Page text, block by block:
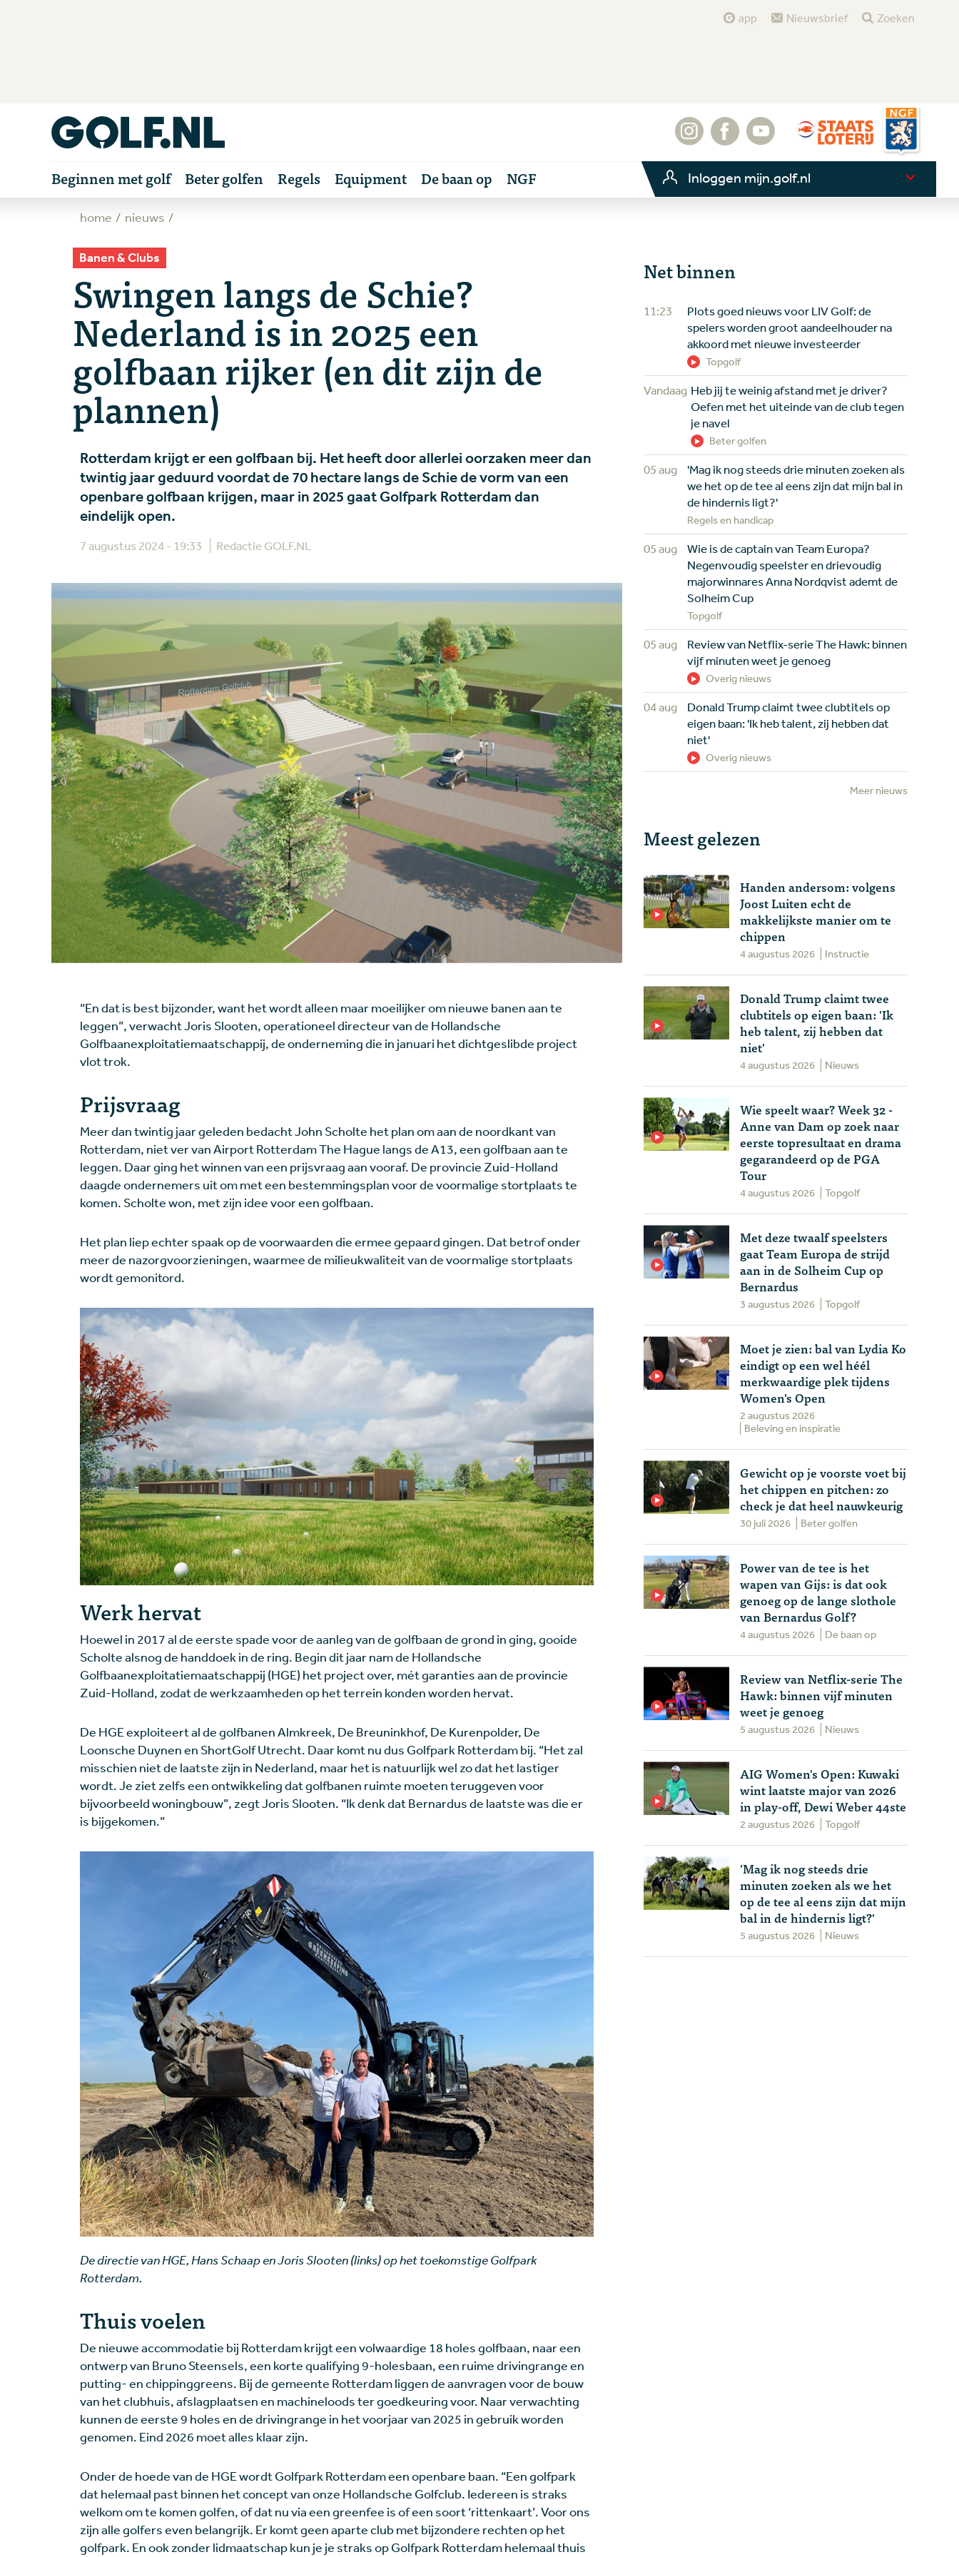
app Nieuwsbrief Zoeken
Beginnen met golf Beter golfen Regels Equipment De baan op NGF Inloggen mijn.golf.nl
home nieuws
Banen & Clubs
Swingen langs de Schie?
Nederland is in 2025 een
golfbaan rijker (en dit zijn de
plannen)
Rotterdam krijgt er een golfbaan bij. Het heeft door allerlei oorzaken meer dan
twintig jaar geduurd voordat de 70 hectare langs de Schie de vorm van een
openbare golfbaan krijgen, maar in 2025 gaat Golfpark Rotterdam dan
eindelijk open.
7 augustus 2024 - 19:33 Redactie GOLF.NL
“En dat is best bijzonder, want het wordt alleen maar moeilijker om nieuwe banen aan te
leggen”, verwacht Joris Slooten, operationeel directeur van de Hollandsche
Golfbaanexploitatiemaatschappij, de onderneming die in januari het dichtgeslibde project
vlot trok.
Prijsvraag
Meer dan twintig jaar geleden bedacht John Scholte het plan om aan de noordkant van
Rotterdam, niet ver van Airport Rotterdam The Hague langs de A13, een golfbaan aan te
leggen. Daar ging het winnen van een prijsvraag aan vooraf. De provincie Zuid-Holland
daagde ondernemers uit om met een bestemmingsplan voor de voormalige stortplaats te
komen. Scholte won, met zijn idee voor een golfbaan.
Het plan liep echter spaak op de voorwaarden die ermee gepaard gingen. Dat betrof onder
meer de nazorgvoorzieningen, waarmee de milieukwaliteit van de voormalige stortplaats
wordt gemonitord.
Werk hervat
Hoewel in 2017 al de eerste spade voor de aanleg van de golfbaan de grond in ging, gooide
Scholte alsnog de handdoek in de ring. Begin dit jaar nam de Hollandsche
Golfbaanexploitatiemaatschappij (HGE) het project over, mét garanties aan de provincie
Zuid-Holland, zodat de werkzaamheden op het terrein konden worden hervat.
De HGE exploiteert al de golfbanen Almkreek, De Breuninkhof, De Kurenpolder, De
Loonsche Duynen en ShortGolf Utrecht. Daar komt nu dus Golfpark Rotterdam bij. “Het zal
misschien niet de laatste zijn in Nederland, maar het is natuurlijk wel zo dat het lastiger
wordt. Je ziet zelfs een ontwikkeling dat golfbanen ruimte moeten teruggeven voor
bijvoorbeeld woningbouw”, zegt Joris Slooten. “Ik denk dat Bernardus de laatste was die er
is bijgekomen.”
De directie van HGE, Hans Schaap en Joris Slooten (links) op het toekomstige Golfpark
Rotterdam.
Thuis voelen
De nieuwe accommodatie bij Rotterdam krijgt een volwaardige 18 holes golfbaan, naar een
ontwerp van Bruno Steensels, een korte qualifying 9-holesbaan, een ruime drivingrange en
putting- en chippinggreens. Bij de gemeente Rotterdam liggen de aanvragen voor de bouw
van het clubhuis, afslagplaatsen en machineloods ter goedkeuring voor. Naar verwachting
kunnen de eerste 9 holes en de drivingrange in het voorjaar van 2025 in gebruik worden
genomen. Eind 2026 moet alles klaar zijn.
Onder de hoede van de HGE wordt Golfpark Rotterdam een openbare baan. “Een golfpark
dat helemaal past binnen het concept van onze Hollandsche Golfclub. Iedereen is straks
welkom om te komen golfen, of dat nu via een greenfee is of een soort ‘rittenkaart’. Voor ons
zijn alle golfers even belangrijk. Er komt geen aparte club met bijzondere rechten op het
golfpark. En ook zonder lidmaatschap kun je je straks op Golfpark Rotterdam helemaal thuis
Net binnen
11:23
Plots goed nieuws voor LIV Golf: de
spelers worden groot aandeelhouder na
akkoord met nieuwe investeerder
Topgolf
Vandaag Heb jij te weinig afstand met je driver?
Oefen met het uiteinde van de club tegen
je navel
Beter golfen
05 aug
'Mag ik nog steeds drie minuten zoeken als
we het op de tee al eens zijn dat mijn bal in
de hindernis ligt?'
Regels en handicap
05 aug
Wie is de captain van Team Europa?
Negenvoudig speelster en drievoudig
majorwinnares Anna Nordqvist ademt de
Solheim Cup
Topgolf
05 aug
Review van Netflix-serie The Hawk: binnen
vijf minuten weet je genoeg
Overig nieuws
04 aug
Donald Trump claimt twee clubtitels op
eigen baan: 'Ik heb talent, zij hebben dat
niet'
Overig nieuws
Meer nieuws
Meest gelezen
Handen andersom: volgens
Joost Luiten echt de
makkelijkste manier om te
chippen
4 augustus 2026 Instructie
Donald Trump claimt twee
clubtitels op eigen baan: 'Ik
heb talent, zij hebben dat
niet'
4 augustus 2026 Nieuws
Wie speelt waar? Week 32 -
Anne van Dam op zoek naar
eerste topresultaat en drama
gegarandeerd op de PGA
Tour
4 augustus 2026 Topgolf
Met deze twaalf speelsters
gaat Team Europa de strijd
aan in de Solheim Cup op
Bernardus
3 augustus 2026 Topgolf
Moet je zien: bal van Lydia Ko
eindigt op een wel héél
merkwaardige plek tijdens
Women's Open
2 augustus 2026
Beleving en inspiratie
Gewicht op je voorste voet bij
het chippen en pitchen: zo
check je dat heel nauwkeurig
30 juli 2026 Beter golfen
Power van de tee is het
wapen van Gijs: is dat ook
genoeg op de lange slothole
van Bernardus Golf?
4 augustus 2026 De baan op
Review van Netflix-serie The
Hawk: binnen vijf minuten
weet je genoeg
5 augustus 2026 Nieuws
AIG Women's Open: Kuwaki
wint laatste major van 2026
in play-off, Dewi Weber 44ste
2 augustus 2026 Topgolf
'Mag ik nog steeds drie
minuten zoeken als we het
op de tee al eens zijn dat mijn
bal in de hindernis ligt?'
5 augustus 2026 Nieuws